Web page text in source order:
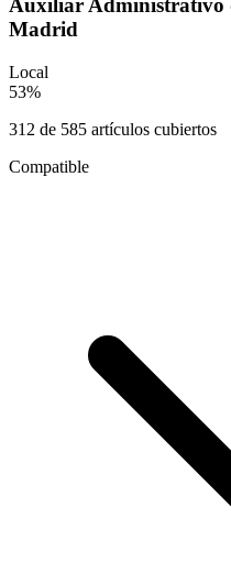
Auxiliar Administrativo
Madrid
Local
53%
312 de 585 artículos cubiertos
Compatible